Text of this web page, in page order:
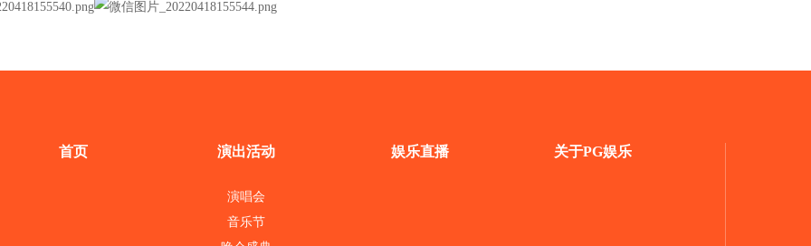
首页 演出活动
演唱会
音乐节
娱乐直播 关于PG娱乐